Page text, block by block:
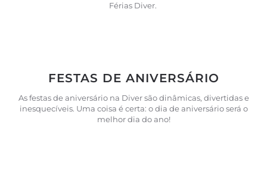
Férias Diver.
FESTAS DE ANIVERSÁRIO
As festas de aniversário na Diver são dinâmicas, divertidas e
inesquecíveis. Uma coisa é certa: o dia de aniversário será o
melhor dia do ano!